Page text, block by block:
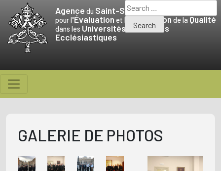
content
Agence du Saint-Siège
pour l'Évaluation et la Promotionde la Qualité
dans les Universités etFacultés
Ecclésiastiques
Search
for:
GALERIE DE PHOTOS